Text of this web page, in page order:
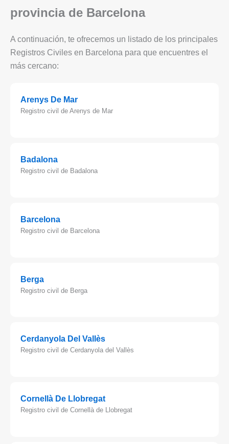
provincia de Barcelona
A continuación, te ofrecemos un listado de los principales
Registros Civiles en Barcelona para que encuentres el
más cercano:
Arenys De Mar
Registro civil de Arenys de Mar
Badalona
Registro civil de Badalona
Barcelona
Registro civil de Barcelona
Berga
Registro civil de Berga
Cerdanyola Del Vallès
Registro civil de Cerdanyola del Vallès
Cornellà De Llobregat
Registro civil de Cornellà de Llobregat